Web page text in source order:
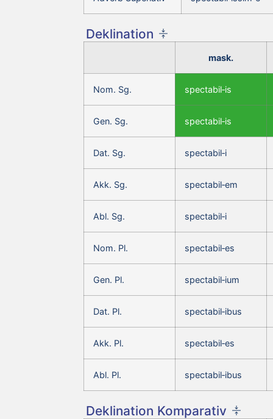
Deklination
mask.
Nom. Sg. spectabil‑is
Gen. Sg. spectabil‑is
Dat. Sg. spectabil‑i
Akk. Sg. spectabil‑em
Abl. Sg. spectabil‑i
Nom. Pl. spectabil‑es
Gen. Pl. spectabil‑ium
Dat. Pl. spectabil‑ibus
Akk. Pl. spectabil‑es
Abl. Pl. spectabil‑ibus
Deklination Komparativ